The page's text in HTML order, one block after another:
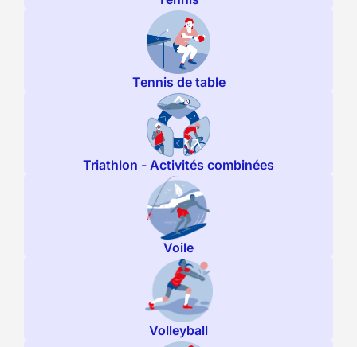
Tennis de table
Triathlon - Activités combinées
Voile
Volleyball